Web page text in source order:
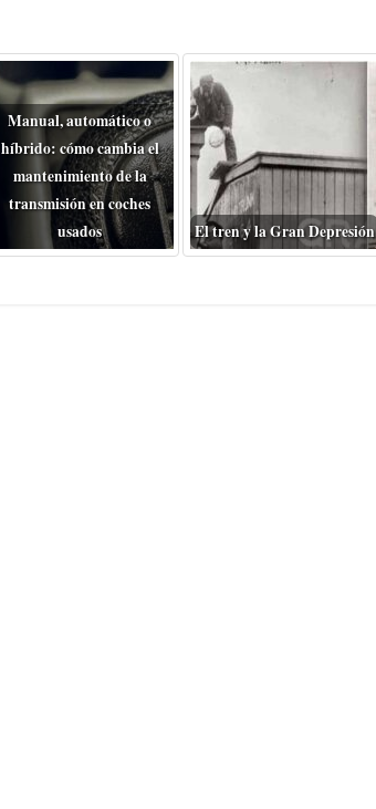
Manual, automático o
híbrido: cómo cambia el
mantenimiento de la
transmisión en coches
usados
El tren y la Gran Depresión